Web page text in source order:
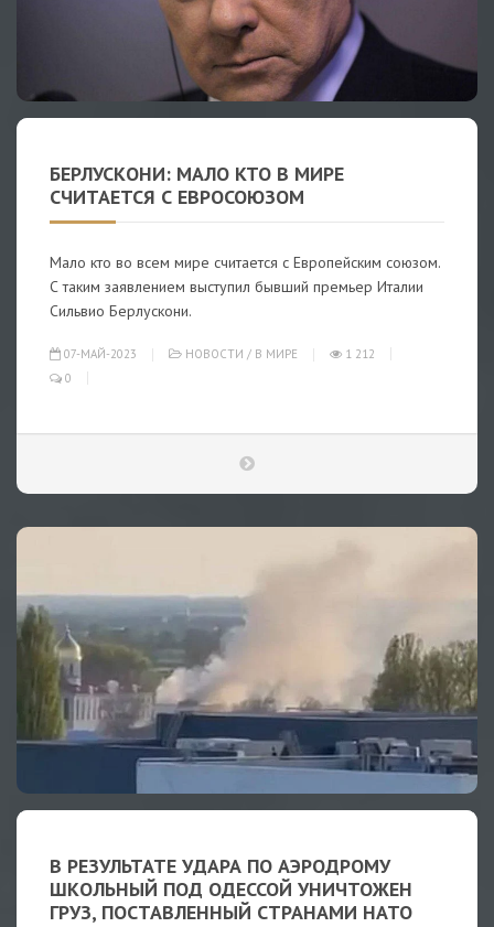
БЕРЛУСКОНИ: МАЛО КТО В МИРЕ
СЧИТАЕТСЯ С ЕВРОСОЮЗОМ
Мало кто во всем мире считается с Европейским союзом.
С таким заявлением выступил бывший премьер Италии
Сильвио Берлускони.
07-МАЙ-2023 НОВОСТИ / В МИРЕ
1 212
0
В РЕЗУЛЬТАТЕ УДАРА ПО АЭРОДРОМУ
ШКОЛЬНЫЙ ПОД ОДЕССОЙ УНИЧТОЖЕН
ГРУЗ, ПОСТАВЛЕННЫЙ СТРАНАМИ НАТО